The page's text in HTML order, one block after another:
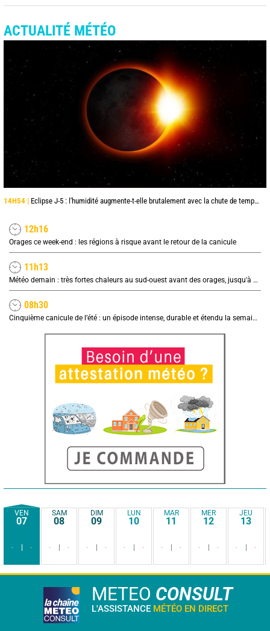
ACTUALITÉ MÉTÉO
14H54 | Eclipse J-5 : l'humidité augmente-t-elle brutalement avec la chute de température pendant l'éclipse du 12 août ?
12h16
Orages ce week-end : les régions à risque avant le retour de la canicule
11h13
Météo demain : très fortes chaleurs au sud-ouest avant des orages, jusqu'à 39°C
08h30
Cinquième canicule de l’été : un épisode intense, durable et étendu la semaine prochaine
VEN
07
- -
SAM
08
- -
DIM
09
- -
LUN
10
- -
MAR
11
- -
MER
12
- -
JEU
13
- -
METEO CONSULT
L'ASSISTANCE MÉTÉO EN DIRECT